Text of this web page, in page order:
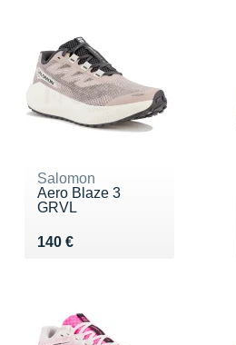
Salomon
Aero Blaze 3
GRVL
140 €
Vendu 140 €